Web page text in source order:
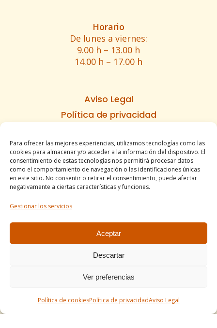
Para ofrecer las mejores experiencias, utilizamos tecnologías como las
cookies para almacenar y/o acceder a la información del dispositivo. El
consentimiento de estas tecnologías nos permitirá procesar datos
como el comportamiento de navegación o las identificaciones únicas
en este sitio. No consentir o retirar el consentimiento, puede afectar
negativamente a ciertas características y funciones.
Gestionar los servicios
Aceptar
Descartar
Ver preferencias
Política de cookiesPolítica de privacidadAviso Legal
Horario
De lunes a viernes:
9.00 h – 13.00 h
14.00 h – 17.00 h
Aviso Legal
Política de privacidad
Informe de accesibilidad
Condiciones de venta
Mapa del sitio
comercial@apirossend.com